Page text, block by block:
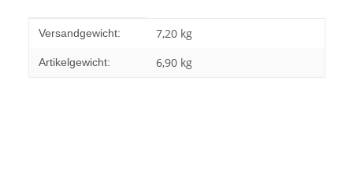
Produkteigenschaft
Wert
Versandgewicht: 7,20 kg
Artikelgewicht: 6,90 kg